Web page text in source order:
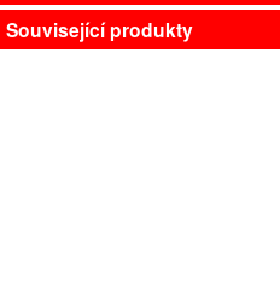
Související produkty